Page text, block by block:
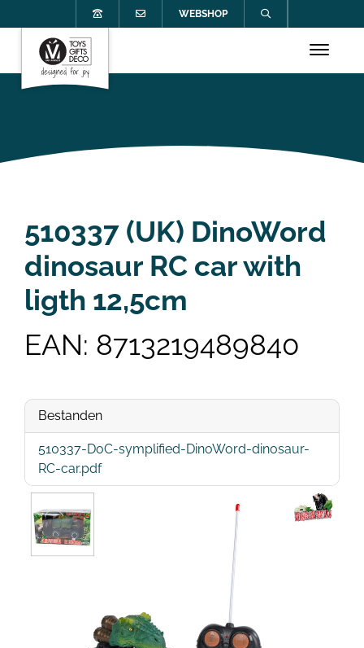
WEBSHOP
510337 (UK) DinoWord
dinosaur RC car with
ligth 12,5cm
EAN: 8713219489840
Bestanden
510337-DoC-symplified-DinoWord-dinosaur-
RC-car.pdf